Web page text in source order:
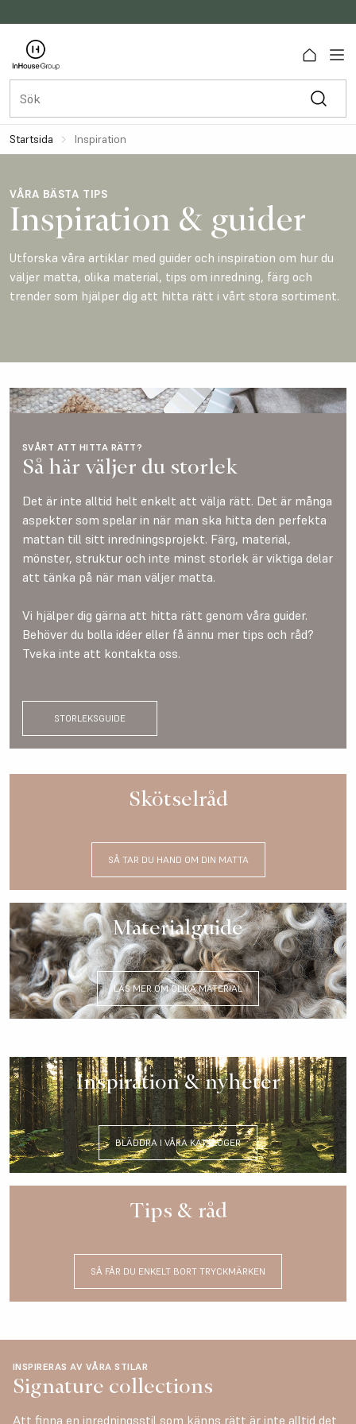
Startsida Inspiration
VÅRA BÄSTA TIPS
Inspiration & guider
Utforska våra artiklar med guider och inspiration om hur du
väljer matta, olika material, tips om inredning, färg och
trender som hjälper dig att hitta rätt i vårt stora sortiment.
SVÅRT ATT HITTA RÄTT?
Så här väljer du storlek
Det är inte alltid helt enkelt att välja rätt. Det är många
aspekter som spelar in när man ska hitta den perfekta
mattan till sitt inredningsprojekt. Färg, material,
mönster, struktur och inte minst storlek är viktiga delar
att tänka på när man väljer matta.
Vi hjälper dig gärna att hitta rätt genom våra guider.
Behöver du bolla idéer eller få ännu mer tips och råd?
Tveka inte att kontakta oss.
STORLEKSGUIDE
Skötselråd
SÅ TAR DU HAND OM DIN MATTA
Materialguide
LÄS MER OM OLIKA MATERIAL
Inspiration & nyheter
BLÄDDRA I VÅRA KATALOGER
Tips & råd
SÅ FÅR DU ENKELT BORT TRYCKMÄRKEN
INSPIRERAS AV VÅRA STILAR
Signature collections
Att finna en inredningsstil som känns rätt är inte alltid det